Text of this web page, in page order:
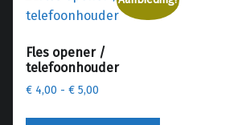
Fles opener /
telefoonhouder
€ 4,00 - € 5,00
Dit product heeft meerdere variaties. Deze optie kan gekozen worden op de productpagina